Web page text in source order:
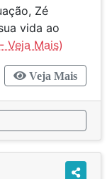
Zé
vida ao
Veja Mais